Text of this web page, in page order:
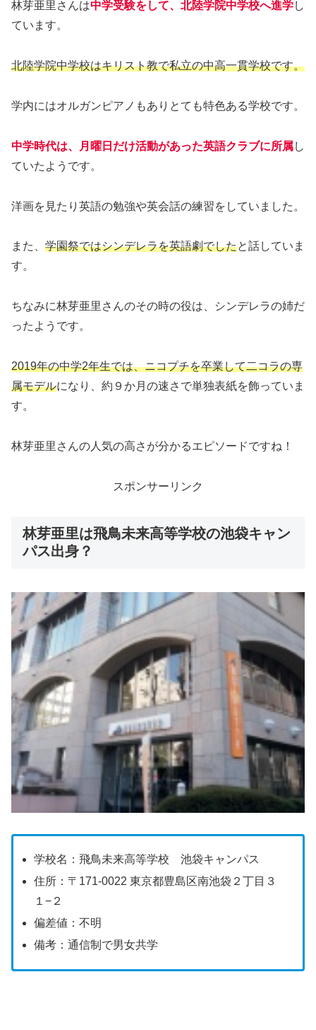
林芽亜里さんは中学受験をして、北陸学院中学校へ進学し
ています。
北陸学院中学校はキリスト教で私立の中高一貫学校です。
学内にはオルガンピアノもありとても特色ある学校です。
中学時代は、月曜日だけ活動があった英語クラブに所属し
ていたようです。
洋画を見たり英語の勉強や英会話の練習をしていました。
また、 学園祭ではシンデレラを英語劇でしたと話していま
す。
ちなみに林芽亜里さんのその時の役は、シンデレラの姉だ
ったようです。
2019年の中学2年生では、ニコプチを卒業して二コラの専
属モデルになり、約９か月の速さで単独表紙を飾っていま
す。
林芽亜里さんの人気の高さが分かるエピソードですね！
スポンサーリンク
林芽亜里は飛鳥未来高等学校の池袋キャン
パス出身？
学校名：飛鳥未来高等学校 池袋キャンパス
住所：〒171-0022 東京都豊島区南池袋２丁目３
１−２
偏差値：不明
備考：通信制で男女共学